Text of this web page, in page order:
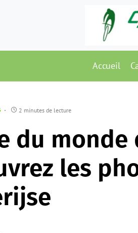
Accueil
2 minutes de lecture
du monde
les